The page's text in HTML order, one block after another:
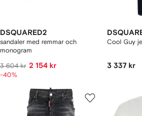
DSQUARED2
sandaler med remmar och
monogram
3 604 kr 2 154 kr
-40%
Cool Guy
3 337 kr